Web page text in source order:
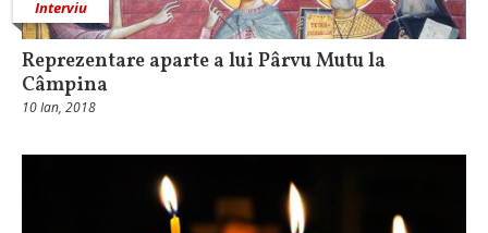
Interviu
Reprezentare aparte a lui Pârvu Mutu la
Câmpina
10 Ian, 2018